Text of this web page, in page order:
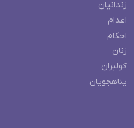
زندانیان
اعدام
احکام
زنان
کولبران
پناهجویان